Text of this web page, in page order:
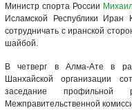
Министр спорта России
Исламской Республики
сотрудничать с иранской
шайбой.
В четверг в Алма-Ате в
Шанхайской организации
заседание профильной
Межправительственной